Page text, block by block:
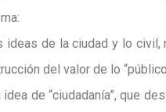
de la ciudad y lo
del valor de lo
de “ciudadanía”, que